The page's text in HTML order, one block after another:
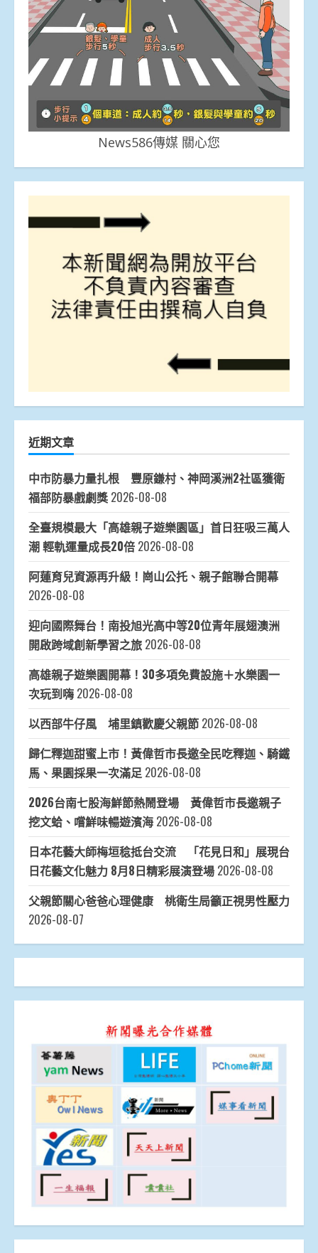
News586傳媒 關心您
近期文章
中市防暴力量扎根 豐原鎌村、神岡溪洲2社區獲衛
福部防暴戲劇獎 2026-08-08
全臺規模最大「高雄親子遊樂園區」首日狂吸三萬人
潮 輕軌運量成長20倍 2026-08-08
阿蓮育兒資源再升級！崗山公托、親子館聯合開幕
2026-08-08
迎向國際舞台！南投旭光高中等20位青年展翅澳洲
開啟跨域創新學習之旅 2026-08-08
高雄親子遊樂園開幕！30多項免費設施＋水樂園一
次玩到嗨 2026-08-08
以西部牛仔風 埔里鎮歡慶父親節 2026-08-08
歸仁釋迦甜蜜上市！黃偉哲市長邀全民吃釋迦、騎鐵
馬、果園採果一次滿足 2026-08-08
2026台南七股海鮮節熱鬧登場 黃偉哲市長邀親子
挖文蛤、嚐鮮味暢遊濱海 2026-08-08
日本花藝大師梅垣稔抵台交流 「花見日和」展現台
日花藝文化魅力 8月8日精彩展演登場 2026-08-08
父親節關心爸爸心理健康 桃衛生局籲正視男性壓力
2026-08-07